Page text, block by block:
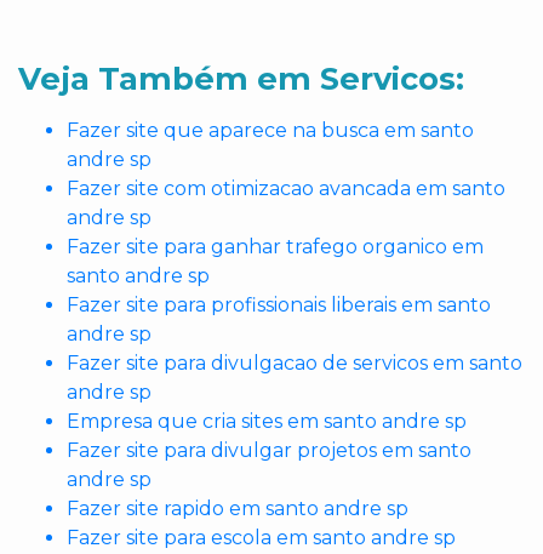
Veja Também em Servicos:
Fazer site que aparece na busca em santo
andre sp
Fazer site com otimizacao avancada em santo
andre sp
Fazer site para ganhar trafego organico em
santo andre sp
Fazer site para profissionais liberais em santo
andre sp
Fazer site para divulgacao de servicos em santo
andre sp
Empresa que cria sites em santo andre sp
Fazer site para divulgar projetos em santo
andre sp
Fazer site rapido em santo andre sp
Fazer site para escola em santo andre sp